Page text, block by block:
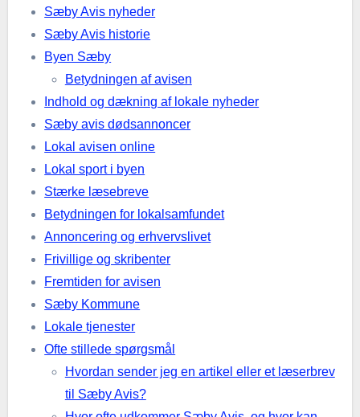
Sæby Avis nyheder
Sæby Avis historie
Byen Sæby
Betydningen af avisen
Indhold og dækning af lokale nyheder
Sæby avis dødsannoncer
Lokal avisen online
Lokal sport i byen
Stærke læsebreve
Betydningen for lokalsamfundet
Annoncering og erhvervslivet
Frivillige og skribenter
Fremtiden for avisen
Sæby Kommune
Lokale tjenester
Ofte stillede spørgsmål
Hvordan sender jeg en artikel eller et læserbrev
til Sæby Avis?